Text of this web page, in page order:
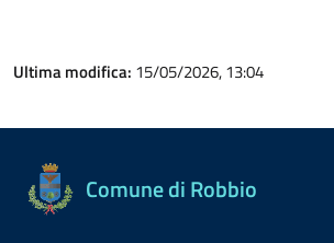
Ultima modifica: 15/05/2026, 13:04
Comune di Robbio